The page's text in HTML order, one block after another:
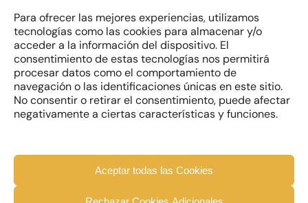
Para ofrecer las mejores experiencias, utilizamos
tecnologías como las cookies para almacenar y/o
acceder a la información del dispositivo. El
consentimiento de estas tecnologías nos permitirá
procesar datos como el comportamiento de
navegación o las identificaciones únicas en este sitio.
No consentir o retirar el consentimiento, puede afectar
negativamente a ciertas características y funciones.
Aceptar todas las Cookies